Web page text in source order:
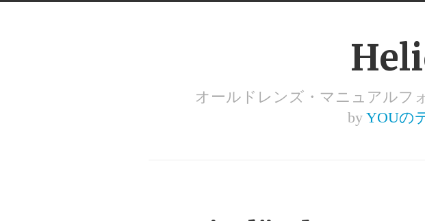
オールドレンズ・マニュアル
by YOUの